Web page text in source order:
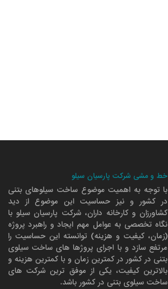
خط و مشی شرکت پارسیان سیلو
با توجه به اهمیت موضوع ساخت سیلوهای بتنی
در کشور و نیز حساسیت این موضوع از دید
کشاورزان و کارخانه داران، شرکت پارسیان سیلو با
نگاه تخصصی به عوامل مهم ایجاد و راهبرد پروژه
(زمان، کیفیت و هزینه) توانسته این حساسیت را
مرتفع سازد و با اجرای پروژها های ساخت سیلوی
بتنی در کشور در کمترین زمان و با کمترین هزینه و
بالاترین کیفیت، یکی از موفق ترین شرکت های
ساخت سیلوی بتنی در کشور باشد.